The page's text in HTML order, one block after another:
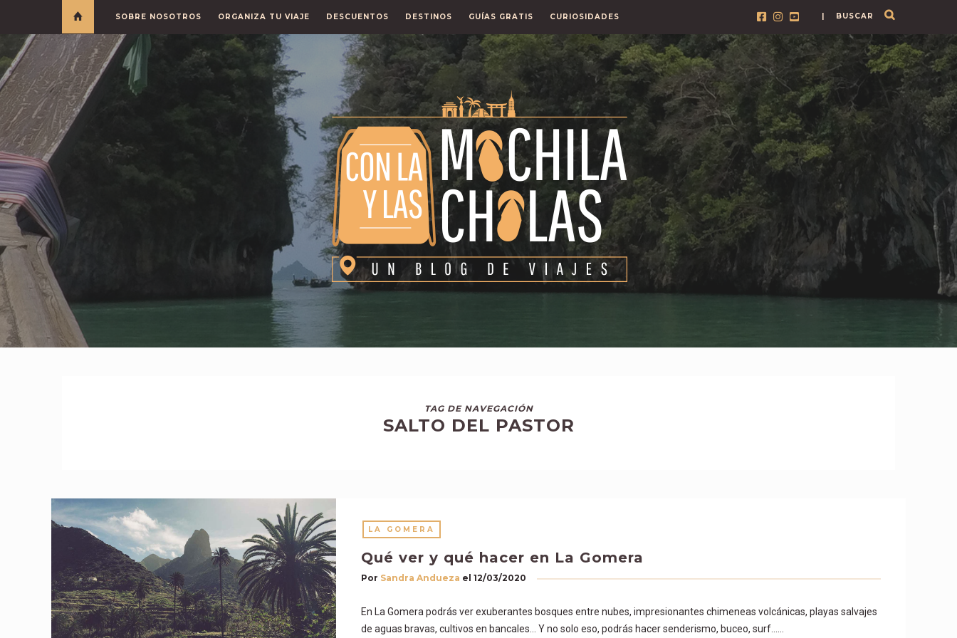
| BUSCAR
SOBRE NOSOTROS ORGANIZA TU VIAJE DESCUENTOS DESTINOS GUÍAS GRATIS CURIOSIDADES
TAG DE NAVEGACIÓN
SALTO DEL PASTOR
LA GOMERA
Qué ver y qué hacer en La Gomera
Por Sandra Andueza el 12/03/2020
En La Gomera podrás ver exuberantes bosques entre nubes, impresionantes chimeneas volcánicas, playas salvajes
de aguas bravas, cultivos en bancales… Y no solo eso, podrás hacer senderismo, buceo, surf……